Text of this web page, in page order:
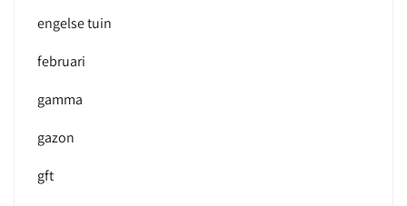
engelse tuin
februari
gamma
gazon
gft